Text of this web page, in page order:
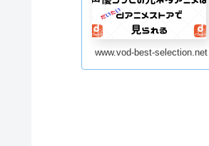
www.vod-best-selection.net